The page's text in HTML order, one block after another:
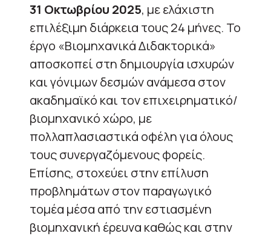
31 Οκτωβρίου 2025, με ελάχιστη
επιλέξιμη διάρκεια τους 24 μήνες. Το
έργο «Βιομηχανικά Διδακτορικά»
αποσκοπεί στη δημιουργία ισχυρών
και γόνιμων δεσμών ανάμεσα στον
ακαδημαϊκό και τον επιχειρηματικό/
βιομηχανικό χώρο, με
πολλαπλασιαστικά οφέλη για όλους
τους συνεργαζόμενους φορείς.
Επίσης, στοχεύει στην επίλυση
προβλημάτων στον παραγωγικό
τομέα μέσα από την εστιασμένη
βιομηχανική έρευνα καθώς και στην